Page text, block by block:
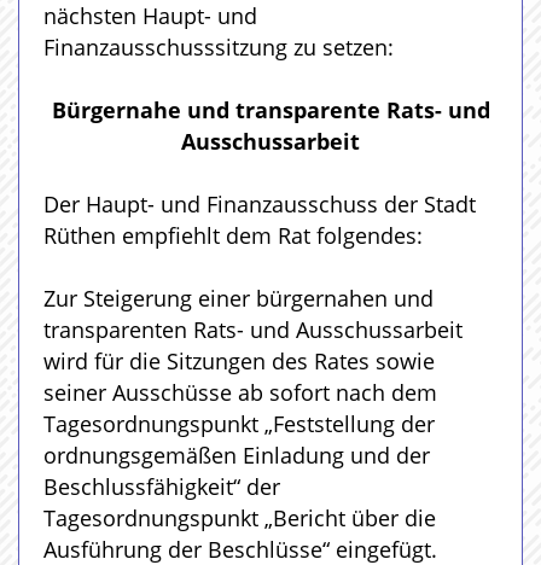
nächsten Haupt- und
Finanzausschusssitzung zu setzen:
Bürgernahe und transparente Rats- und
Ausschussarbeit
Der Haupt- und Finanzausschuss der Stadt
Rüthen empfiehlt dem Rat folgendes:
Zur Steigerung einer bürgernahen und
transparenten Rats- und Ausschussarbeit
wird für die Sitzungen des Rates sowie
seiner Ausschüsse ab sofort nach dem
Tagesordnungspunkt „Feststellung der
ordnungsgemäßen Einladung und der
Beschlussfähigkeit“ der
Tagesordnungspunkt „Bericht über die
Ausführung der Beschlüsse“ eingefügt.